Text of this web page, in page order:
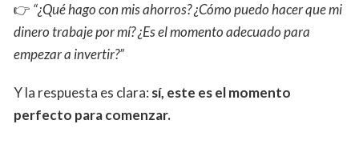
👉 “¿Qué hago con mis ahorros? ¿Cómo puedo hacer que mi
dinero trabaje por mí? ¿Es el momento adecuado para
empezar a invertir?”
Y la respuesta es clara: sí, este es el momento
perfecto para comenzar.